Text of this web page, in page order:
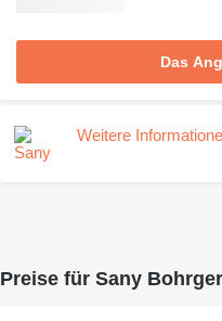
Das
Weitere
Preise für Sany